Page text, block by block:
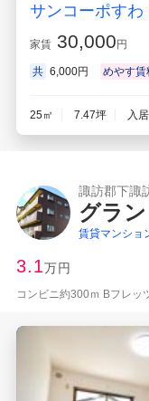
サンコーポすわ
家賃 30,000 円
共 6,000円 めやす賃
25㎡ 7.47坪 入
諏訪郡下諏
グラ
賃貸マンショ
3.1万円
コンビニ約300ｍ Bフレッ